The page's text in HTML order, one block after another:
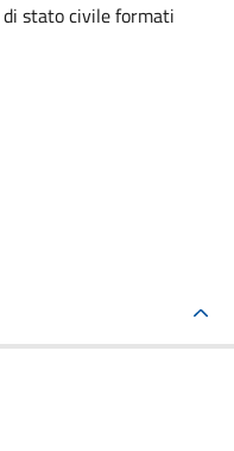
stato civile formati